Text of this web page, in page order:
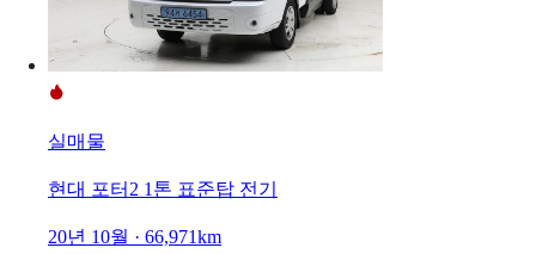
실매물
현대 포터2 1톤 표준탑 전기
20년 10월 · 66,971km